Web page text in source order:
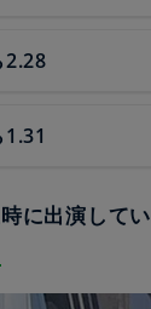
2.28
に出演して